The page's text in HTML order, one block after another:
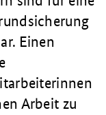
Einen
Arbeit zu